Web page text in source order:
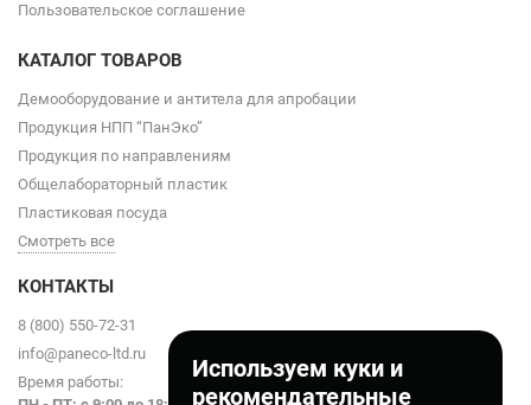
Используем куки и
рекомендательные
Пользовательское соглашение
КАТАЛОГ ТОВАРОВ
Демооборудование и антитела для апробации
Продукция НПП “ПанЭко”
Продукция по направлениям
Общелабораторный пластик
Пластиковая посуда
Смотреть все
КОНТАКТЫ
8 (800) 550-72-31
info@paneco-ltd.ru
Время работы: